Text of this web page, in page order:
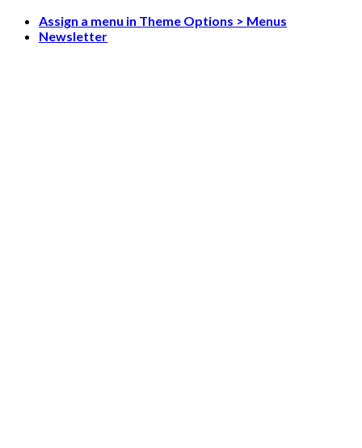
Skip
Assign a menu in Theme Options > Menus
Newsletter